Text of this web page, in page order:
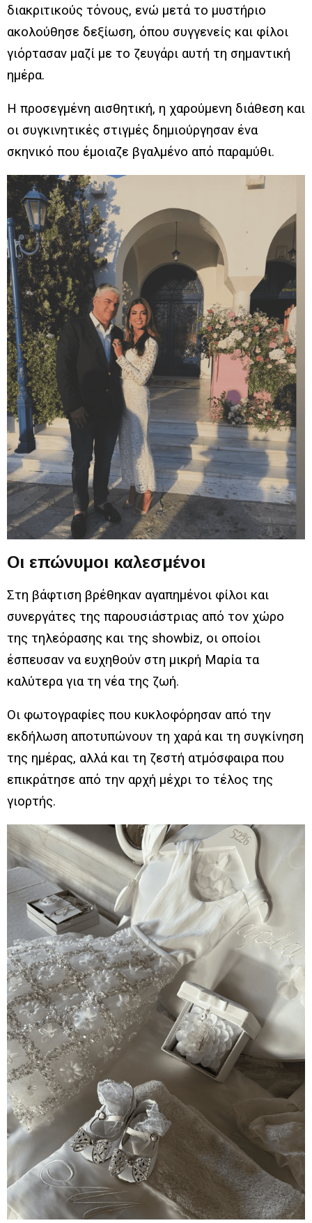
διακριτικούς τόνους, ενώ μετά το μυστήριο
ακολούθησε δεξίωση, όπου συγγενείς και φίλοι
γιόρτασαν μαζί με το ζευγάρι αυτή τη σημαντική
ημέρα.
Η προσεγμένη αισθητική, η χαρούμενη διάθεση και
οι συγκινητικές στιγμές δημιούργησαν ένα
σκηνικό που έμοιαζε βγαλμένο από παραμύθι.
Οι επώνυμοι καλεσμένοι
Στη βάφτιση βρέθηκαν αγαπημένοι φίλοι και
συνεργάτες της παρουσιάστριας από τον χώρο
της τηλεόρασης και της showbiz, οι οποίοι
έσπευσαν να ευχηθούν στη μικρή Μαρία τα
καλύτερα για τη νέα της ζωή.
Οι φωτογραφίες που κυκλοφόρησαν από την
εκδήλωση αποτυπώνουν τη χαρά και τη συγκίνηση
της ημέρας, αλλά και τη ζεστή ατμόσφαιρα που
επικράτησε από την αρχή μέχρι το τέλος της
γιορτής.